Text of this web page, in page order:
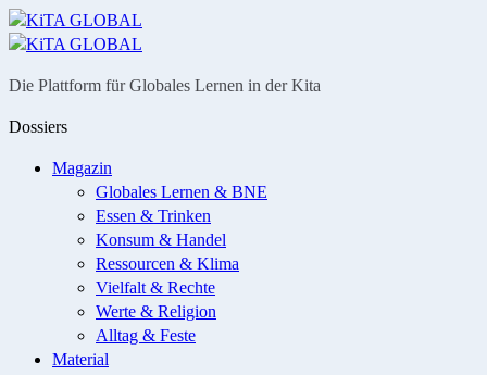
Menü
Suche
Die Plattform für Globales Lernen in der Kita
Dossiers
Magazin
Globales Lernen & BNE
Essen & Trinken
Konsum & Handel
Ressourcen & Klima
Vielfalt & Rechte
Werte & Religion
Alltag & Feste
Material